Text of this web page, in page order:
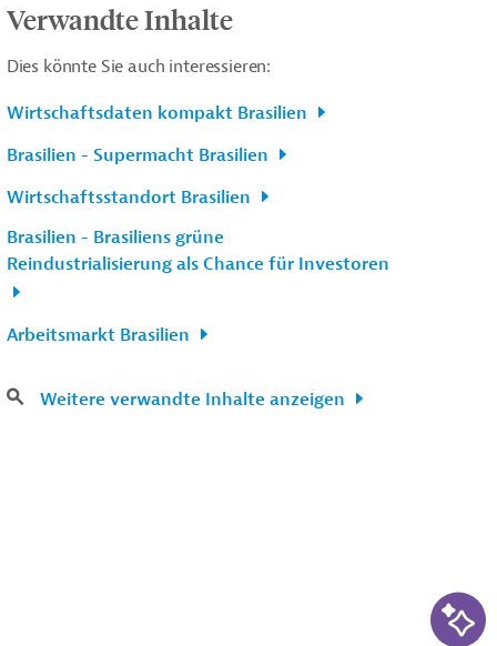
Verwandte Inhalte
Dies könnte Sie auch interessieren:
Wirtschaftsdaten kompakt Brasilien
Brasilien - Supermacht Brasilien
Wirtschaftsstandort Brasilien
Brasilien - Brasiliens grüne
Reindustrialisierung als Chance für Investoren
Arbeitsmarkt Brasilien
Weitere verwandte Inhalte anzeigen
KI-